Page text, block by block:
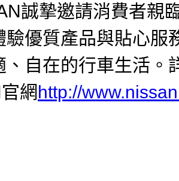
誠摯邀請消費者親
驗優質產品與貼心服
、自在的行車生活。
網http://